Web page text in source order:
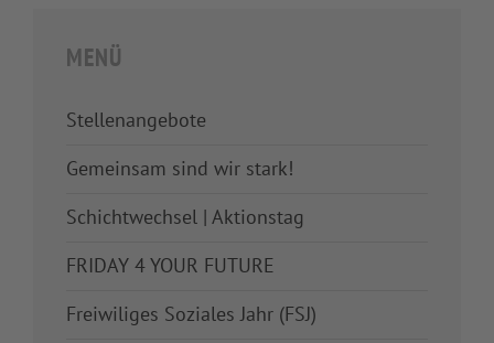
MENÜ
Stellenangebote
Gemeinsam sind wir stark!
Schichtwechsel | Aktionstag
FRIDAY 4 YOUR FUTURE
Freiwiliges Soziales Jahr (FSJ)